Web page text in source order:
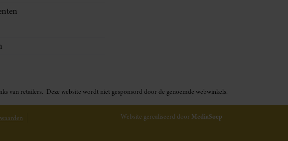
van retailers. Deze website wordt niet gesponsord door de genoemde webwinkels.
Website gerealiseerd door MediaSoep